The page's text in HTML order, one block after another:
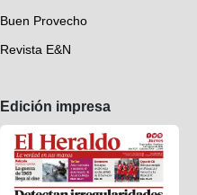
Buen Provecho
Revista E&N
Edición impresa